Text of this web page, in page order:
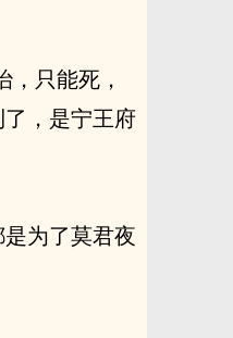
只能死，
，是宁王府
为了莫君夜